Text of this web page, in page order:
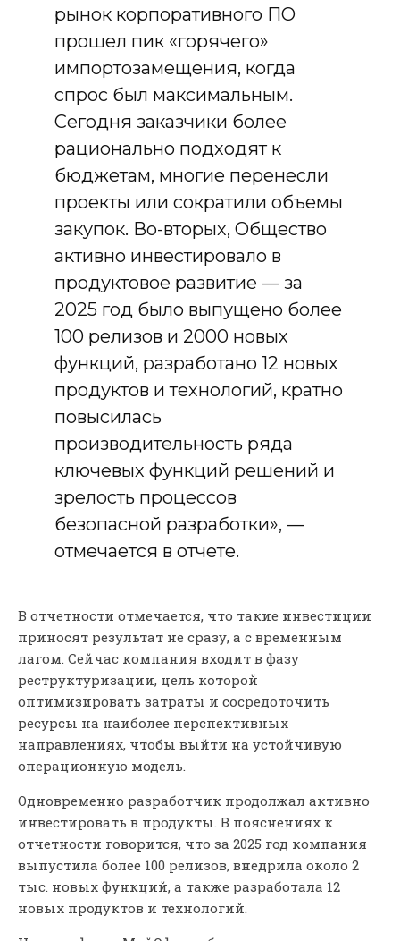
рынок корпоративного ПО
прошел пик «горячего»
импортозамещения, когда
спрос был максимальным.
Сегодня заказчики более
рационально подходят к
бюджетам, многие перенесли
проекты или сократили объемы
закупок. Во-вторых, Общество
активно инвестировало в
продуктовое развитие — за
2025 год было выпущено более
100 релизов и 2000 новых
функций, разработано 12 новых
продуктов и технологий, кратно
повысилась
производительность ряда
ключевых функций решений и
зрелость процессов
безопасной разработки», —
отмечается в отчете.
В отчетности отмечается, что такие инвестиции
приносят результат не сразу, а с временным
лагом. Сейчас компания входит в фазу
реструктуризации, цель которой
оптимизировать затраты и сосредоточить
ресурсы на наиболее перспективных
направлениях, чтобы выйти на устойчивую
операционную модель.
Одновременно разработчик продолжал активно
инвестировать в продукты. В пояснениях к
отчетности говорится, что за 2025 год компания
выпустила более 100 релизов, внедрила около 2
тыс. новых функций, а также разработала 12
новых продуктов и технологий.